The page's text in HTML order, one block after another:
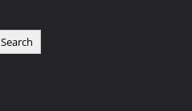
Search